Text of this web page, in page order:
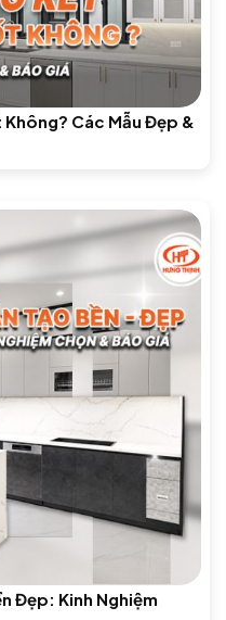
Các Mẫu Đẹp &
Đẹp: Kinh Nghiệm